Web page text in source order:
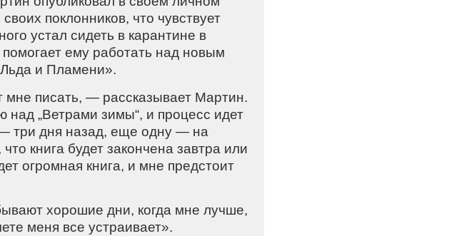
поклонников, что чувствует
устал сидеть в карантине в
ему работать над новым
и Пламени».
мне писать, — рассказывает Мартин.
„Ветрами зимы“, и процесс идет
— три дня назад, еще одну — на
книга будет закончена завтра или
огромная книга, и мне предстоит
хорошие дни, когда мне лучше,
меня все устраивает».